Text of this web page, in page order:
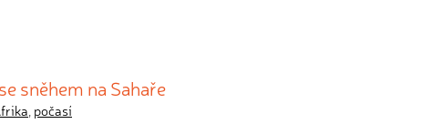
sněhem na Sahaře
, počasí